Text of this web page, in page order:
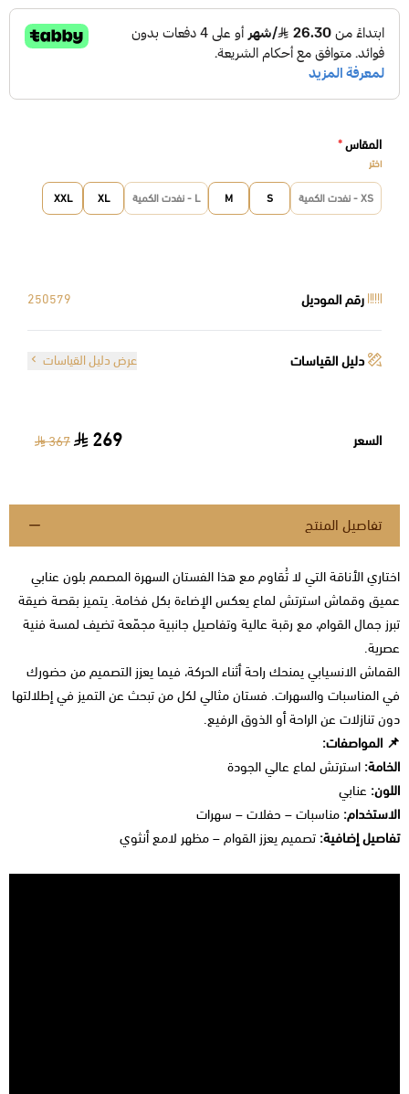
المقاس*
اختر
XS - نفدت الكمية S
M L - نفدت الكمية XL
XXL
رقم الموديل 250579
دليل القياسات عرض دليل القياسات
السعر 269
367
تفاصيل المنتج
اختاري الأناقة التي لا تُقاوم مع هذا الفستان السهرة المصمم بلون عنابي
عميق وقماش استرتش لماع يعكس الإضاءة بكل فخامة. يتميز بقصة ضيقة
تبرز جمال القوام، مع رقبة عالية وتفاصيل جانبية مجمّعة تضيف لمسة فنية
عصرية.
القماش الانسيابي يمنحك راحة أثناء الحركة، فيما يعزز التصميم من حضورك
في المناسبات والسهرات. فستان مثالي لكل من تبحث عن التميز في إطلالتها
دون تنازلات عن الراحة أو الذوق الرفيع.
📌 المواصفات:
الخامة: استرتش لماع عالي الجودة
اللون: عنابي
الاستخدام: مناسبات – حفلات – سهرات
تفاصيل إضافية: تصميم يعزز القوام – مظهر لامع أنثوي